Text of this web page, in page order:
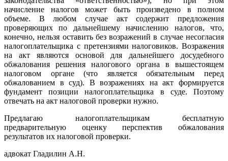
начисление налогов может быть произведено в полном
объеме. В любом случае акт содержит предложения
проверяющих по дальнейшему начислению налогов, что,
конечно, нельзя оставить без возражений в случае несогласия
налогоплательщика с претензиями налоговиков. Возражения
на акт являются основой для дальнейшего досудебного
обжалования решения налогового органа в вышестоящем
налоговом органе (что является обязательным перед
обжалованием в суд). В возражениях на акт формируется
фундамент позиции налогоплательщика в суде. Поэтому
отвечать на акт налоговой проверки нужно.
Предлагаю налогоплательщикам бесплатную
предварительную оценку перспектив обжалования
результатов их налоговой проверки.
адвокат Гладилин А.Н.